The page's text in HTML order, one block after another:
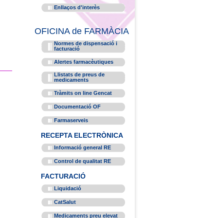
Enllaços d'interès
OFICINA de FARMÀCIA
Normes de dispensació i
facturació
Alertes farmacèutiques
Llistats de preus de
medicaments
Tràmits on line Gencat
Documentació OF
Farmaserveis
RECEPTA ELECTRÒNICA
Informació general RE
Control de qualitat RE
FACTURACIÓ
Liquidació
CatSalut
Medicaments preu elevat